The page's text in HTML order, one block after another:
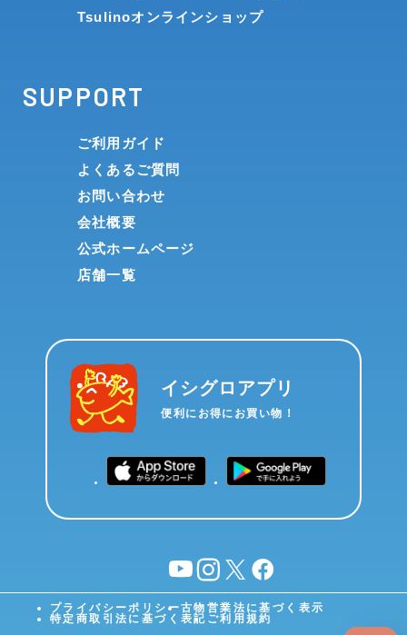
Tsulinoオンラインショップ
SUPPORT
ご利用ガイド
よくあるご質問
お問い合わせ
会社概要
公式ホームページ
店舗一覧
イシグロアプリ
便利にお得にお買い物！
YouTubeinstagram
X facebook
プライバシーポリシー古物営業法に基づく表示
特定商取引法に基づく表記 ご利用規約